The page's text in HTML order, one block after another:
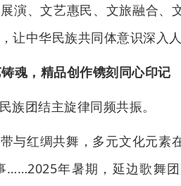
演、文艺惠民、文旅融合、
让中华民族共同体意识深入人
魂，精品创作镌刻同心印记
族团结主旋律同频共振。
与红绸共舞，多元文化元素
……2025年暑期，延边歌舞